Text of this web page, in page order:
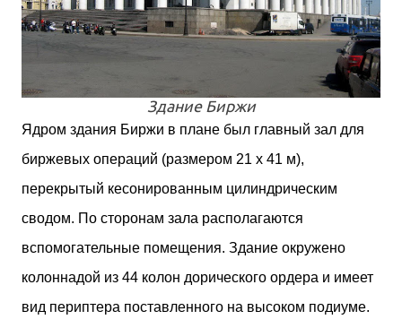
Здание Биржи
Ядром здания Биржи в плане был главный зал для
биржевых операций (размером 21 х 41 м),
перекрытый кесонированным цилиндрическим
сводом. По сторонам зала располагаются
вспомогательные помещения. Здание окружено
колоннадой из 44 колон дорического ордера и имеет
вид периптера поставленного на высоком подиуме.